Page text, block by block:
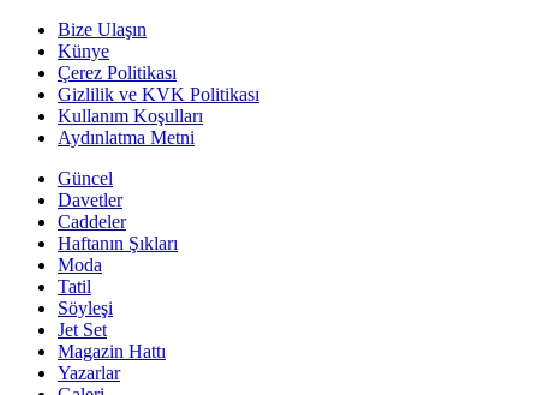
Bize Ulaşın
Künye
Çerez Politikası
Gizlilik ve KVK Politikası
Kullanım Koşulları
Aydınlatma Metni
Güncel
Davetler
Caddeler
Haftanın Şıkları
Moda
Tatil
Söyleşi
Jet Set
Magazin Hattı
Yazarlar